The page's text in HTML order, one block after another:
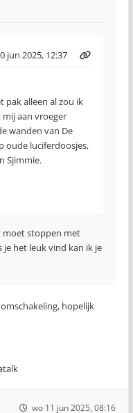
jun 2025, 12:37
pak alleen al zou ik
aan vroeger
wanden van De
oude luciferdoosjes,
Sjimmie.
moet stoppen met
je het leuk vind kan ik je
hopelijk
wo 11 jun 2025, 08:16